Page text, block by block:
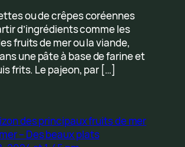
ou de crêpes coréennes
d’ingrédients comme les
fruits de mer ou la viande,
une pâte à base de farine et
frits. Le pajeon, par […]
des principaux fruits de mer
– Des beaux plats